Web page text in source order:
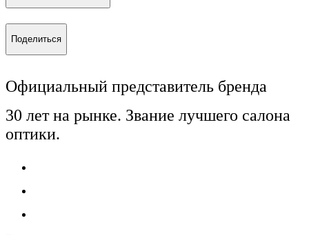
Поделиться
Официальный представитель бренда
30 лет на рынке. Звание лучшего салона
оптики.